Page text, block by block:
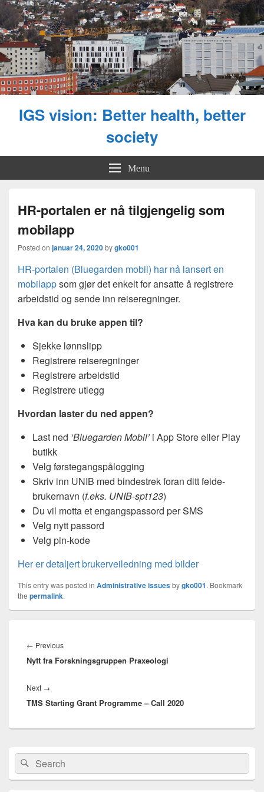
IGS vision: Better health, better
society
Menu
HR-portalen er nå tilgjengelig som
mobilapp
Posted on januar 24, 2020bygko001
HR-portalen (Bluegarden mobil) har nå lansert en
mobilappsom gjør det enkelt for ansatte å registrere
arbeidstid og sende inn reiseregninger.
Hva kan du bruke appen til?
Sjekke lønnslipp
Registrere reiseregninger
Registrere arbeidstid
Registrere utlegg
Hvordan laster du ned appen?
Last ned ‘Bluegarden Mobil’ i App Store eller Play
butikk
Velg førstegangspålogging
Skriv inn UNIB med bindestrek foran ditt feide-
brukernavn (f.eks. UNIB-spt123)
Du vil motta et engangspassord per SMS
Velg nytt passord
Velg pin-kode
Her er detaljert brukerveiledning med bilder
This entry was posted in Administrative issuesbygko001. Bookmark
the permalink.
← PreviousPrevious
post:
Nytt fra Forskningsgruppen Praxeologi
Next →
post:
TMS Starting Grant Programme – Call 2020
Primary
Sidebar
Widget
Area
Search
for:
Search